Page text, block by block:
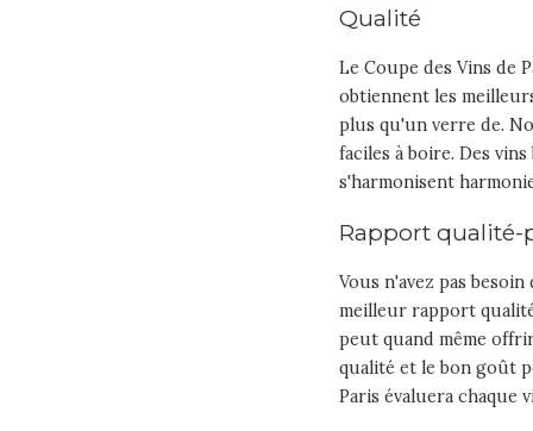
Qualité
Le Coupe des Vins de
obtiennent les
plus qu'un verre de.
faciles à boire. Des
s'harmonisent
Rapport qualité-
Vous n'avez pas
meilleur rapport
peut quand même
qualité et le bon goût
Paris évaluera chaque